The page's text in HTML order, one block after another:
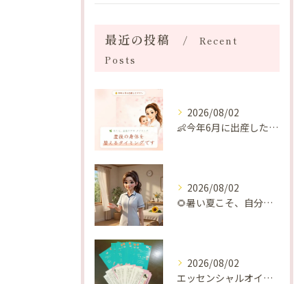
最近の投稿
Recent
Posts
2026/08/02
👶今年6月に出産したママへ♡
2026/08/02
🌻暑い夏こそ、自分の身体を整える時間を♡
2026/08/02
エッセンシャルオイルプレゼントご当選番号発表 2026年8月